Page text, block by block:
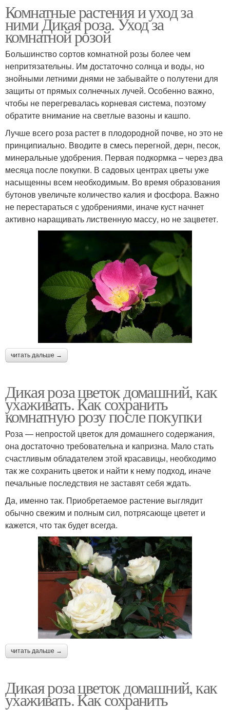
Комнатные растения и уход за
ними Дикая роза. Уход за
комнатной розой
Большинство сортов комнатной розы более чем
непритязательны. Им достаточно солнца и воды, но
знойными летними днями не забывайте о полутени для
защиты от прямых солнечных лучей. Особенно важно,
чтобы не перегревалась корневая система, поэтому
обратите внимание на светлые вазоны и кашпо.
Лучше всего роза растет в плодородной почве, но это не
принципиально. Вводите в смесь перегной, дерн, песок,
минеральные удобрения. Первая подкормка – через два
месяца после покупки. В садовых центрах цветы уже
насыщенны всем необходимым. Во время образования
бутонов увеличьте количество калия и фосфора. Важно
не перестараться с удобрениями, иначе куст начнет
активно наращивать лиственную массу, но не зацветет.
читать дальше →
Дикая роза цветок домашний, как
ухаживать. Как сохранить
комнатную розу после покупки
Роза — непростой цветок для домашнего содержания,
она достаточно требовательна и капризна. Мало стать
счастливым обладателем этой красавицы, необходимо
так же сохранить цветок и найти к нему подход, иначе
печальные последствия не заставят себя ждать.
Да, именно так. Приобретаемое растение выглядит
обычно свежим и полным сил, потрясающе цветет и
кажется, что так будет всегда.
читать дальше →
Дикая роза цветок домашний, как
ухаживать. Как сохранить